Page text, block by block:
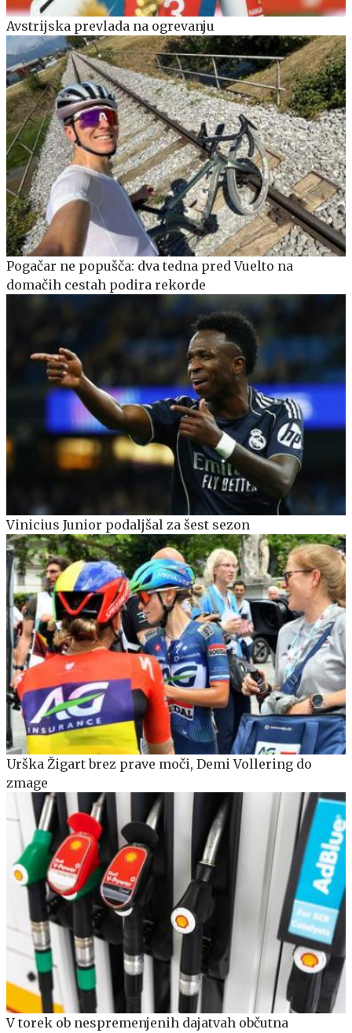
Avstrijska prevlada na ogrevanju
Pogačar ne popušča: dva tedna pred Vuelto na
domačih cestah podira rekorde
Vinicius Junior podaljšal za šest sezon
Urška Žigart brez prave moči, Demi Vollering do
zmage
V torek ob nespremenjenih dajatvah občutna